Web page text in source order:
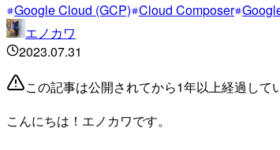
Google Cloud (GCP) Cloud Composer
エノカワ
2023.07.31
この記事は公開されてから1年以上経過して
こんにちは！エノカワです。